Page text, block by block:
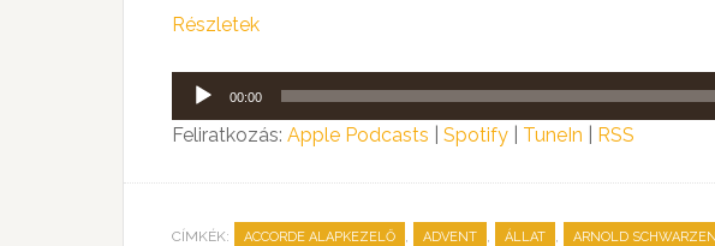
Részletek
Audió
lejátszó
00:00
Feliratkozás: Apple Podcasts Spotify TuneIn RSS
CÍMKÉK: ACCORDE ALAPKEZELŐ , ADVENT , ÁLLAT , ARNOLD